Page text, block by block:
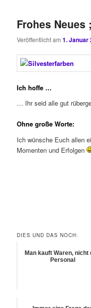
Frohes Neues
Veröffentlicht am1. Januar
Ich hoffe …
… Ihr seid alle gut
Ohne große Worte:
Ich wünsche Euch allen
Momenten und Erfolgen
DIES UND DAS NOCH:
Man kauft Waren, nicht
Personal